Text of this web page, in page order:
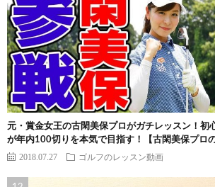
元・賞金女王の古閑美保プロがガチレッスン！初
が年内100切りを本気で目指す！【古閑美保プロ
2018.07.27 ゴルフのレッスン動画